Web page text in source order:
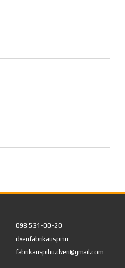
098 531-00-20
dverifabrikauspihu
fabrikauspihu.dveri@gmail.com